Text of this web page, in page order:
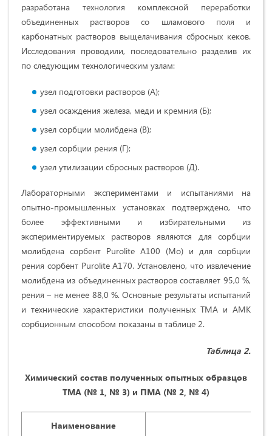
разработана технология комплексной переработки
объединенных растворов со шламового поля и
карбонатных растворов выщелачивания сбросных кеков.
Исследования проводили, последовательно разделив их
по следующим технологическим узлам:
узел подготовки растворов (А);
узел осаждения железа, меди и кремния (Б);
узел сорбции молибдена (В);
узел сорбции рения (Г);
узел утилизации сбросных растворов (Д).
Лабораторными экспериментами и испытаниями на
опытно-промышленных установках подтверждено, что
более эффективными и избирательными из
экспериментируемых растворов являются для сорбции
молибдена сорбент Purolite А100 (Мо) и для сорбции
рения сорбент Purolite А170. Установлено, что извлечение
молибдена из объединенных растворов составляет 95,0 %,
рения – не менее 88,0 %. Основные результаты испытаний
и технические характеристики полученных ТМА и АМК
сорбционным способом показаны в таблице 2.
Таблица 2.
Химический состав полученных опытных образцов
ТМА (№ 1, № 3) и ПМА (№ 2, № 4)
Наименование